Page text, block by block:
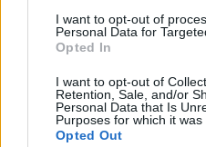
I want to opt-out of
Personal Data for
Opted In
I want to opt-out of
Retention, Sale, and/or
Personal Data that Is
Purposes for which it was
Opted Out
podvrgnuta hormonskim
se nivo testosterona
za ženska takmičenja.
„Ja nisam transrodna
izjavila je Imane Khelif,